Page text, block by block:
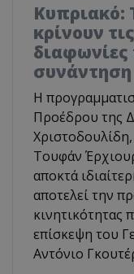
Κυπριακό:
κρίνουν
διαφωνίες
συνάντηση
Η
Προέδρου της
Τουφάν
αποκτά
αποτελεί την
επίσκεψη του
Αντόνιο